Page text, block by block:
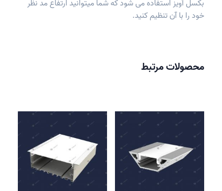
بکسل آویز استفاده می شود که شما میتوانید ارتفاع مد نظر
خود را با آن تنظیم کنید.
محصولات مرتبط